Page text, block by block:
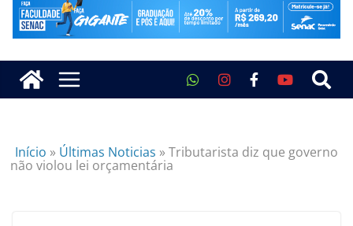
Início » Últimas Noticias »Tributarista diz que governo
não violou lei orçamentária